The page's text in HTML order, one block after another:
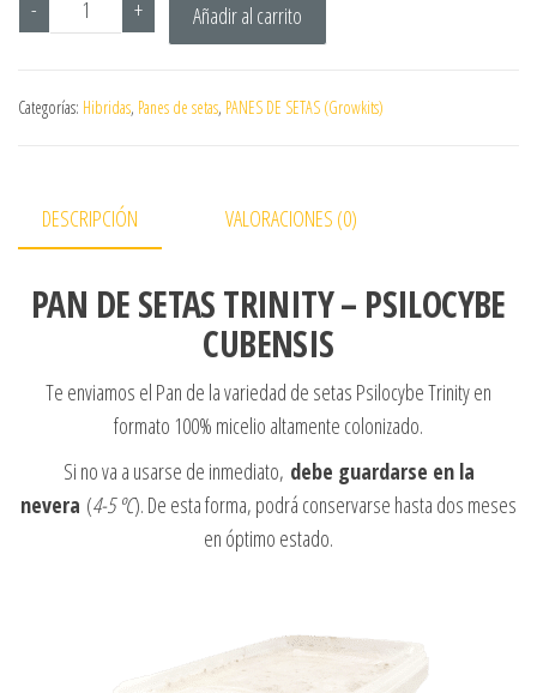
- + Añadir al carrito
Categorías: Hibridas, Panes de setas, PANES DE SETAS (Growkits)
DESCRIPCIÓN VALORACIONES (0)
PAN DE SETAS TRINITY – PSILOCYBE
CUBENSIS
Te enviamos el Pan de la variedad de setas Psilocybe Trinity en
formato 100% micelio altamente colonizado.
Si no va a usarse de inmediato, debe guardarse en la
nevera (4-5 ºC). De esta forma, podrá conservarse hasta dos meses
en óptimo estado.